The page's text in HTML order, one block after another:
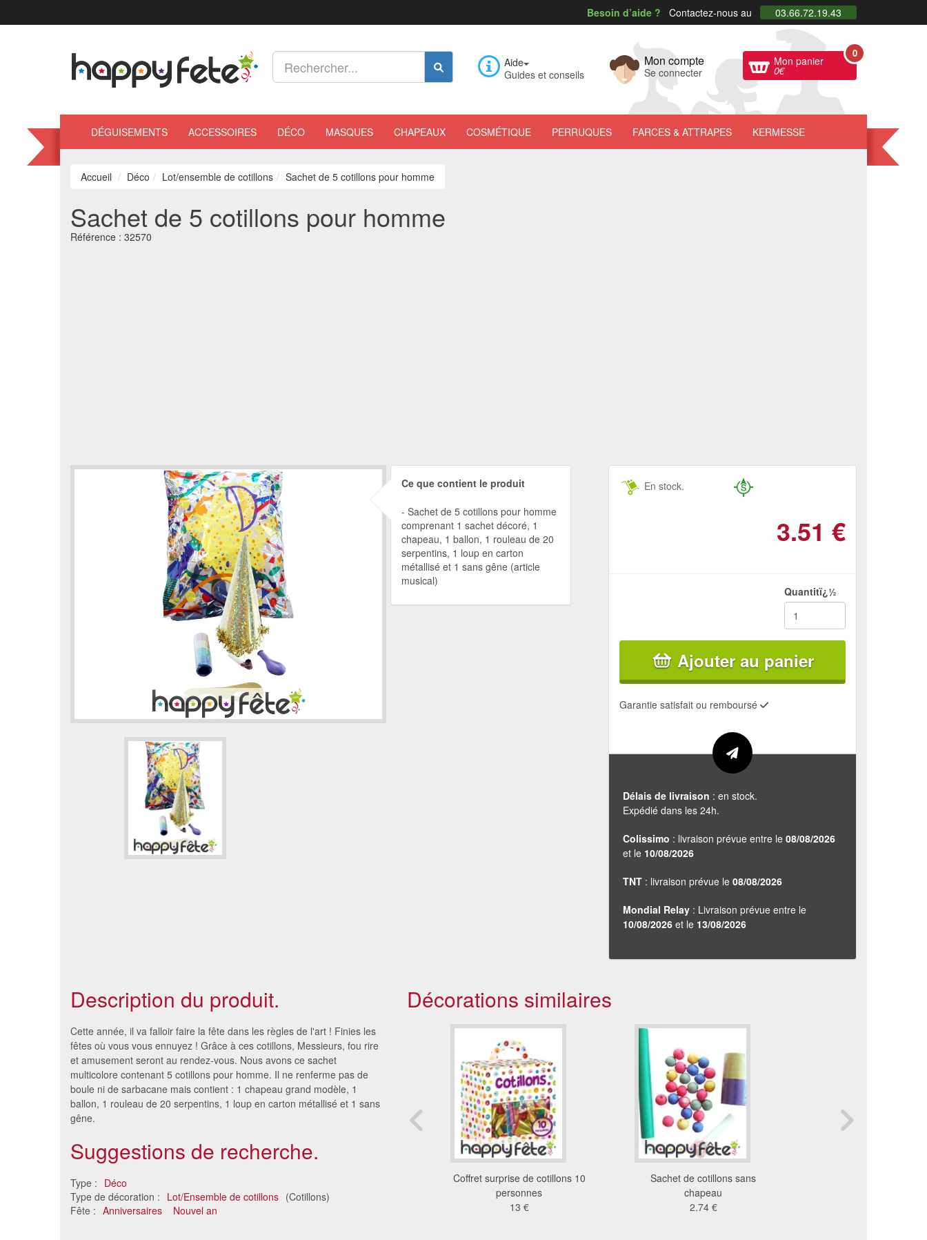
Besoin d’aide ? Contactez-nous au 03.66.72.19.43
Aide
Guides et conseils
Mon compte
Se connecter
Mon panier
0€
0
DÉGUISEMENTS ACCESSOIRES DÉCO MASQUES CHAPEAUX COSMÉTIQUE PERRUQUES FARCES & ATTRAPES KERMESSE
Accueil Déco Lot/ensemble de cotillons Sachet de 5 cotillons pour homme
Sachet de 5 cotillons pour homme
Référence : 32570
Ce que contient le produit
Sachet de 5 cotillons pour homme
comprenant 1 sachet décoré, 1
chapeau, 1 ballon, 1 rouleau de 20
serpentins, 1 loup en carton
métallisé et 1 sans gêne (article
musical)
En stock.
3.51 €
Quantitï¿½
Ajouter au panier
Garantie satisfait ou remboursé
Délais de livraison : en stock.
Expédié dans les 24h.
Colissimo : livraison prévue entre le 08/08/2026
et le 10/08/2026
TNT : livraison prévue le 08/08/2026
Mondial Relay : Livraison prévue entre le
10/08/2026 et le 13/08/2026
Description du produit.
Cette année, il va falloir faire la fête dans les règles de l'art ! Finies les
fêtes où vous vous ennuyez ! Grâce à ces cotillons, Messieurs, fou rire
et amusement seront au rendez-vous. Nous avons ce sachet
multicolore contenant 5 cotillons pour homme. Il ne renferme pas de
boule ni de sarbacane mais contient : 1 chapeau grand modèle, 1
ballon, 1 rouleau de 20 serpentins, 1 loup en carton métallisé et 1 sans
gêne.
Suggestions de recherche.
Type : Déco
Type de décoration : Lot/Ensemble de cotillons (Cotillons)
Fête : Anniversaires Nouvel an
Décorations similaires
Boite de cotillons multicolores
pour 50 personnes
32 €
bonanza happy new year
206 €
Coffret surprise de cotillons 10
personnes
13 €
Sachet de cotillons sans
chapeau
2.74 €